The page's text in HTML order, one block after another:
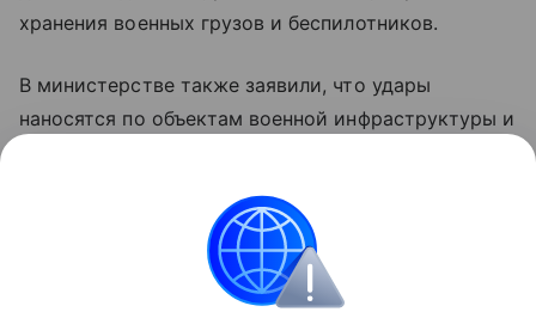
хранения военных грузов и беспилотников.
В министерстве также заявили, что удары
наносятся по объектам военной инфраструктуры и
оружия и беспилотных летательных аппаратов.
Финляндия Россия